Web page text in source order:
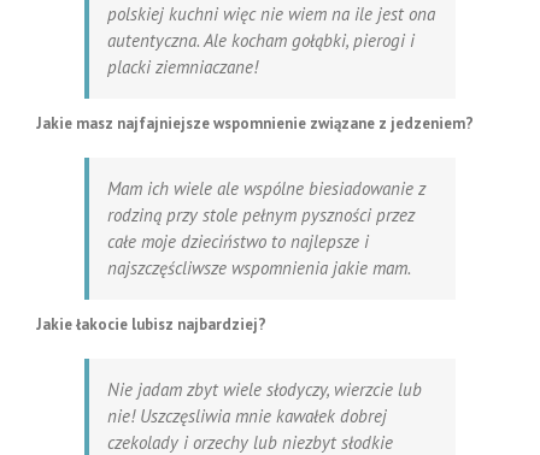
polskiej kuchni więc nie wiem na ile jest ona
autentyczna. Ale kocham gołąbki, pierogi i
placki ziemniaczane!
Jakie masz najfajniejsze wspomnienie związane z jedzeniem?
Mam ich wiele ale wspólne biesiadowanie z
rodziną przy stole pełnym pyszności przez
całe moje dzieciństwo to najlepsze i
najszczęścliwsze wspomnienia jakie mam.
Jakie łakocie lubisz najbardziej?
Nie jadam zbyt wiele słodyczy, wierzcie lub
nie! Uszczęsliwia mnie kawałek dobrej
czekolady i orzechy lub niezbyt słodkie